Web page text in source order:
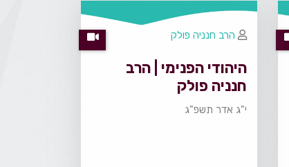
היהודי הפנימי | הרב
חנניה פולק
י"ג אדר תשפ"ג
הרב חנניה פולק